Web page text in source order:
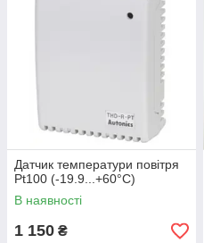
Датчик температури повітря
Pt100 (-19.9...+60°C)
В наявності
1 150 ₴